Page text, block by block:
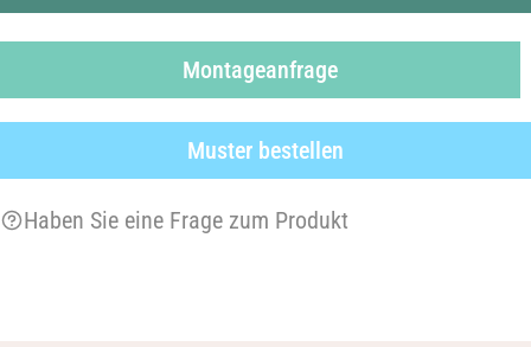
Montageanfrage
Muster bestellen
Haben Sie eine Frage zum Produkt